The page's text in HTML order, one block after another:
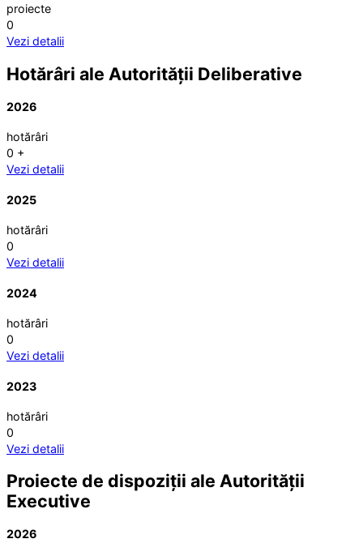
proiecte
0
Vezi detalii
Hotărâri ale Autorității Deliberative
2026
hotărâri
0 +
Vezi detalii
2025
hotărâri
0
Vezi detalii
2024
hotărâri
0
Vezi detalii
2023
hotărâri
0
Vezi detalii
Proiecte de dispoziții ale Autorității
Executive
2026